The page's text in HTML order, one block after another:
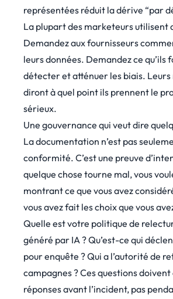
représentées réduit la dérive “par
La plupart des marketeurs utilisent
Demandez aux fournisseurs
leurs données. Demandez ce qu’ils
détecter et atténuer les biais. Leurs
diront à quel point ils prennent le
sérieux.
Une gouvernance qui veut dire
La documentation n’est pas
conformité. C’est une preuve
quelque chose tourne mal, vous
montrant ce que vous avez
vous avez fait les choix que vous
Quelle est votre politique de
généré par IA ? Qu’est-ce qui
pour enquête ? Qui a l’autorité de
campagnes ? Ces questions
réponses avant l’incident, pas